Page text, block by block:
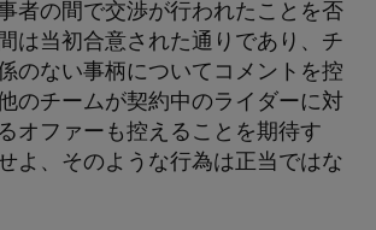
者の間で交渉が行われたことを否
は当初合意された通りであり、チ
のない事柄についてコメントを控
のチームが契約中のライダーに対
オファーも控えることを期待す
よ、そのような行為は正当ではな